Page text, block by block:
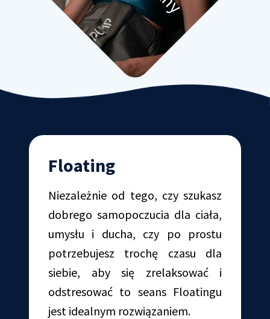
Floating
Niezależnie od tego, czy szukasz
dobrego samopoczucia dla ciała,
umysłu i ducha, czy po prostu
potrzebujesz trochę czasu dla
siebie, aby się zrelaksować i
odstresować to seans Floatingu
jest idealnym rozwiązaniem.